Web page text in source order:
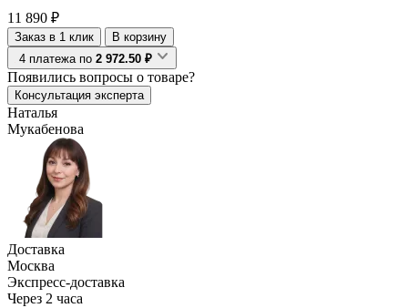
11 890 ₽
Заказ в 1 клик
В корзину
4 платежа по 2 972.50 ₽
Появились вопросы о товаре?
Консультация эксперта
Наталья
Мукабенова
Доставка
Москва
Экспресс-доставка
Через 2 часа